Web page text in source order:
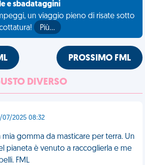
e sbadataggini
un viaggio pieno di risate sotto
Più…
PROSSIMO FML
DIVERSO
2025 08:32
gomma da masticare per terra. Un
pianeta è venuto a raccoglierla e me
FML